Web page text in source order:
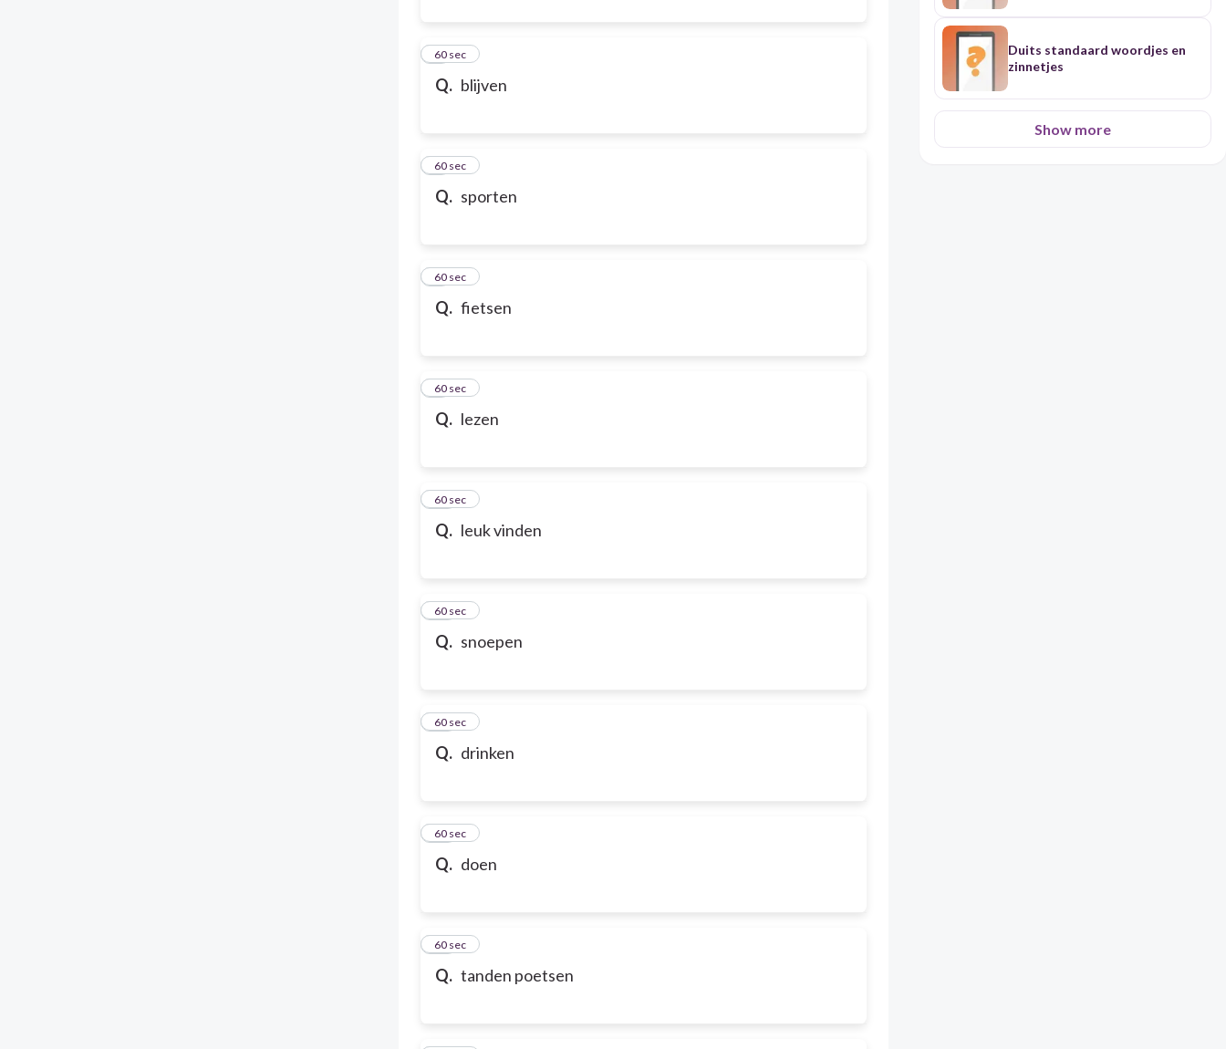
Q. blijven
660 sec
Q. sporten
760 sec
Q. fietsen
860 sec
Q. lezen
960 sec
Q. leuk vinden
10
60 sec
Q. snoepen
11
60 sec
Q. drinken
12
60 sec
Q. doen
13
60 sec
Q. tanden poetsen
14
60 sec
Duits standaard woordjes en
zinnetjes
Show more